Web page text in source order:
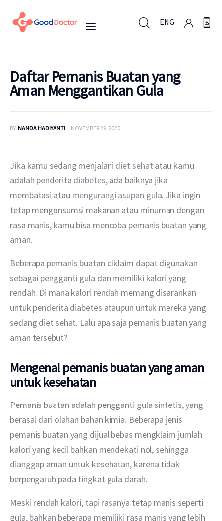
ENG
Mengapa Good Doctor
Berita
Layanan
Daftar Pemanis Buatan yang
Aman Menggantikan Gula
BY NANDA HADIYANTI NOVEMBER 29, 2020
Jika kamu sedang menjalani diet sehat atau kamu
adalah penderita diabetes, ada baiknya jika
membatasi atau mengurangi asupan gula. Jika ingin
tetap mengonsumsi makanan atau minuman dengan
rasa manis, kamu bisa mencoba pemanis buatan yang
aman.
Beberapa pemanis buatan diklaim dapat digunakan
sebagai pengganti gula dan memiliki kalori yang
rendah. Di mana kalori rendah memang disarankan
untuk penderita diabetes ataupun untuk mereka yang
sedang diet sehat. Lalu apa saja pemanis buatan yang
aman tersebut?
Mengenal pemanis buatan yang aman
untuk kesehatan
Pemanis buatan adalah pengganti gula sintetis, yang
berasal dari olahan bahan kimia. Beberapa jenis
pemanis buatan yang dijual bebas mengklaim jumlah
kalori yang kecil bahkan mendekati nol, sehingga
dianggap aman untuk kesehatan, karena tidak
berpengaruh pada tingkat gula darah.
Meski rendah kalori, tapi rasanya tetap manis seperti
gula, bahkan beberapa memiliki rasa manis yang lebih